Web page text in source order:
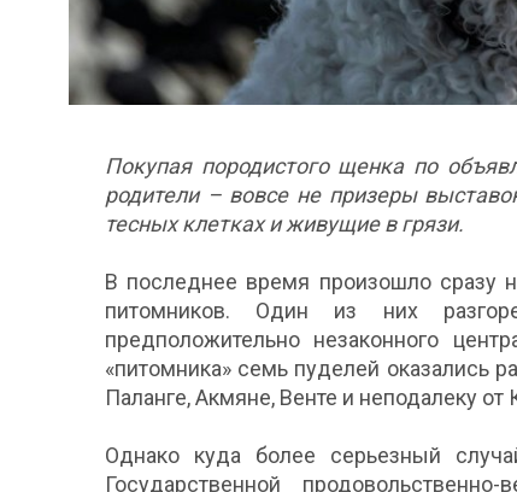
Покупая породистого щенка по
родители – вовсе не призеры
тесных клетках и живущие в грязи.
В последнее время произошло сразу
питомников. Один из них
предположительно незаконного
«питомника» семь пуделей оказались
Паланге, Акмяне, Венте и неподалеку
Однако куда более серьезный
Государственной